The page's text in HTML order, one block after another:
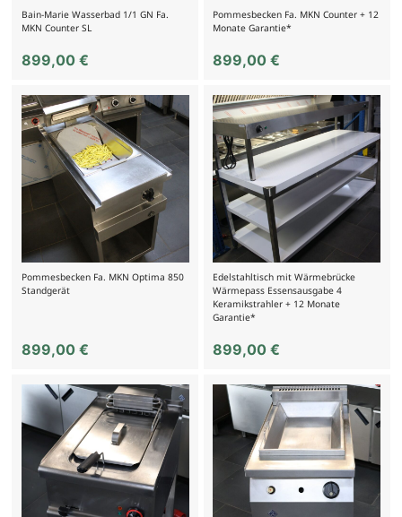
Bain-Marie Wasserbad 1/1 GN Fa.
MKN Counter SL
899,00 €
Pommesbecken Fa. MKN Counter + 12
Monate Garantie*
899,00€
Pommesbecken Fa. MKN Optima 850
Standgerät
899,00 €
Edelstahltisch mit Wärmebrücke
Wärmepass Essensausgabe 4
Keramikstrahler + 12 Monate
Garantie*
899,00€